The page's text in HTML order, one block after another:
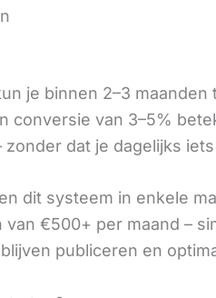
je binnen 2–3 maanden
conversie van 3–5%
dat je dagelijks
dit systeem in enkele
€500+ per maand –
publiceren en